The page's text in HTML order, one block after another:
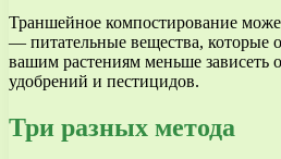
Траншейное компостирование
— питательные вещества, которые
вашим растениям меньше зависеть
удобрений и пестицидов.
Три разных метода